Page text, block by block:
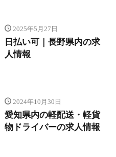
2025年5月27日
日払い可｜長野県内の求
人情報
2024年10月30日
愛知県内の軽配送・軽貨
物ドライバーの求人情報